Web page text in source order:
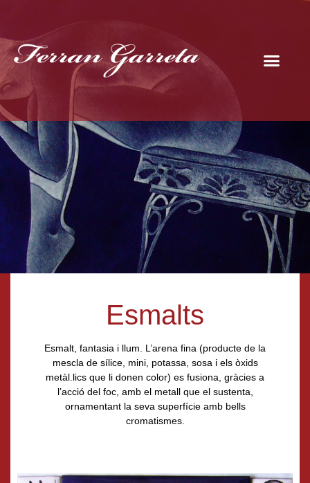
Esmalts
Esmalt, fantasia i llum. L’arena fina (producte de la
mescla de sílice, mini, potassa, sosa i els òxids
metàl.lics que li donen color) es fusiona, gràcies a
l’acció del foc, amb el metall que el sustenta,
ornamentant la seva superfície amb bells
cromatismes.